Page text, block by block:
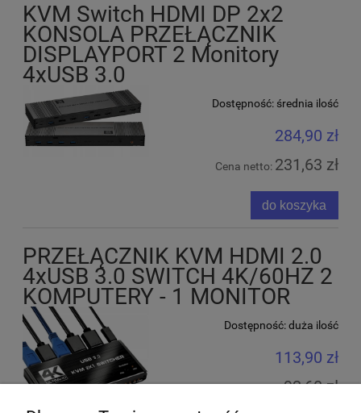
KVM Switch HDMI DP 2x2
KONSOLA PRZEŁĄCZNIK
DISPLAYPORT 2 Monitory
4xUSB 3.0
Dostępność: średnia ilość
284,90 zł
Cena netto: 231,63 zł
do koszyka
PRZEŁĄCZNIK KVM HDMI 2.0
4xUSB 3.0 SWITCH 4K/60HZ 2
KOMPUTERY - 1 MONITOR
Dostępność:duża ilość
113,90 zł
Cena netto:92,60 zł